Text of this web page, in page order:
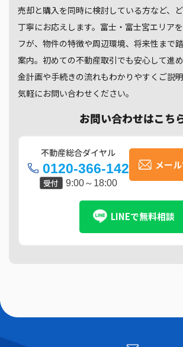
売却と購入を同時に検討している方など、
丁寧にお応えします。富士・富士宮エリア
フが、物件の特徴や周辺環境、将来性まで
案内。初めての不動産取引でも安心して進
金計画や手続きの流れもわかりやすくご説
気軽にお問い合わせください。
お問い合わせはこち
不動産総合ダイヤル
0120-366-142
受付 9:00～18:00
メー
LINEで無料相談